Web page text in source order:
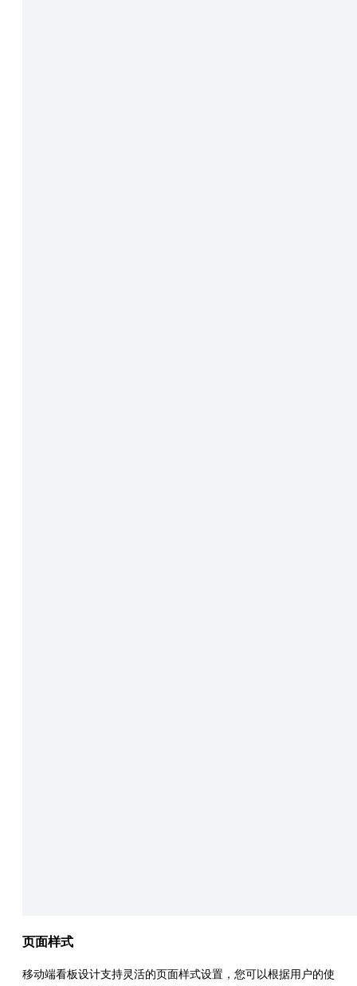
页面样式
移动端看板设计支持灵活的页面样式设置，您可以根据用户的使